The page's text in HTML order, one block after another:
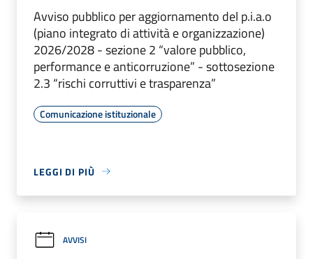
Avviso pubblico per aggiornamento del p.i.a.o
(piano integrato di attività e organizzazione)
2026/2028 - sezione 2 “valore pubblico,
performance e anticorruzione” - sottosezione
2.3 “rischi corruttivi e trasparenza”
Comunicazione istituzionale
LEGGI DI PIÙ
AVVISI